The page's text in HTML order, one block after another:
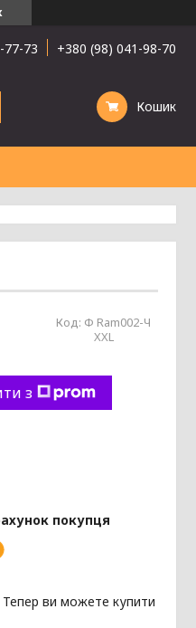
77-73 +380 (98) 041-98-70
Кошик
Код: Ф Ram002-Ч
XXL
з
покупця
Тепер ви можете купити